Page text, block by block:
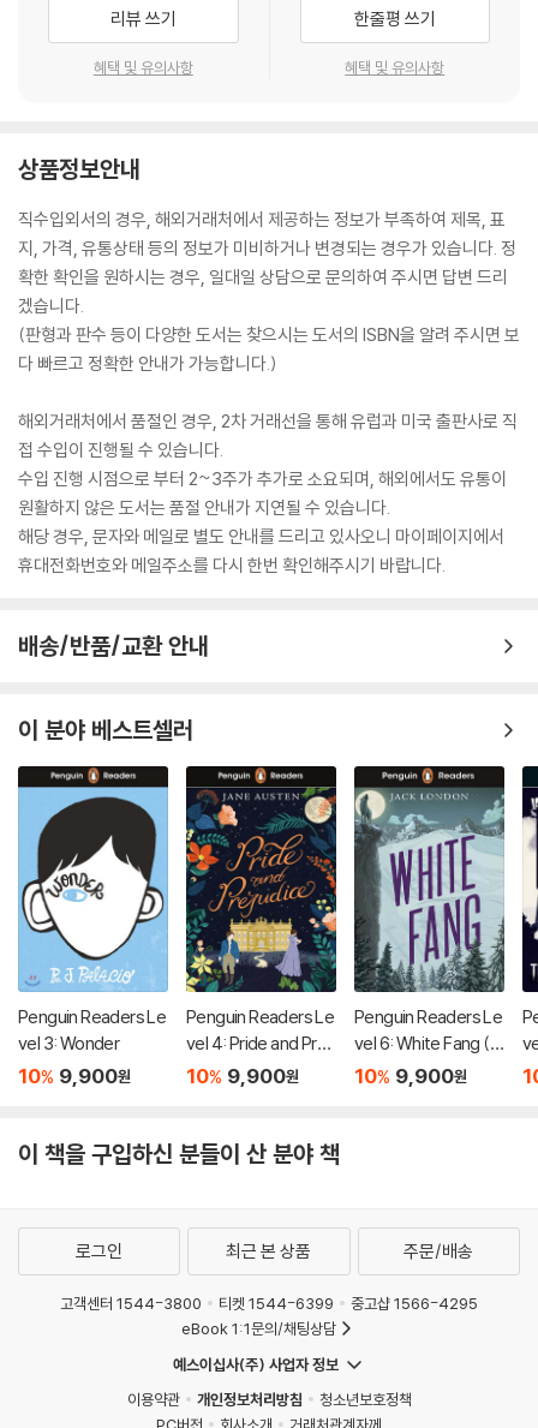
리뷰 쓰기
혜택 및 유의사항
한줄평 쓰기
혜택 및 유의사항
상품정보안내
직수입외서의 경우, 해외거래처에서 제공하는 정보가 부족하여 제목, 표
지, 가격, 유통상태 등의 정보가 미비하거나 변경되는 경우가 있습니다. 정
확한 확인을 원하시는 경우, 일대일 상담으로 문의하여 주시면 답변 드리
겠습니다.
(판형과 판수 등이 다양한 도서는 찾으시는 도서의 ISBN을 알려 주시면 보
다 빠르고 정확한 안내가 가능합니다.)
해외거래처에서 품절인 경우, 2차 거래선을 통해 유럽과 미국 출판사로 직
접 수입이 진행될 수 있습니다.
수입 진행 시점으로 부터 2~3주가 추가로 소요되며, 해외에서도 유통이
원활하지 않은 도서는 품절 안내가 지연될 수 있습니다.
해당 경우, 문자와 메일로 별도 안내를 드리고 있사오니 마이페이지에서
휴대전화번호와 메일주소를 다시 한번 확인해주시기 바랍니다.
배송/반품/교환 안내
이 분야 베스트셀러
Penguin Readers Le
vel 3: Wonder
10% 9,900원
Penguin Readers Le
vel 4: Pride and Prej
udice (ELT Graded
10% 9,900원
Penguin Readers Le
vel 6: White Fang (E
LT Graded Reader)
10% 9,900원
이 책을 구입하신 분들이 산 분야 책
로그인 최근 본 상품 주문/배송
고객센터 1544-3800 티켓 1544-6399
중고샵 1566-4295
eBook 1:1문의/채팅상담
예스이십사(주) 사업자 정보
이용약관
개인정보처리방침
청소년보호정책